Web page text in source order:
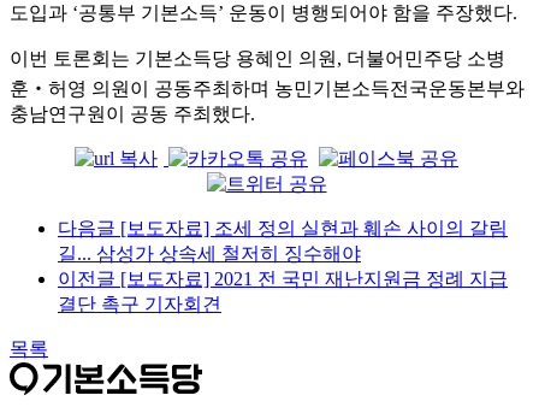
도입과 ‘공통부 기본소득’ 운동이 병행되어야 함을 주장했다.
이번 토론회는 기본소득당 용혜인 의원 , 더불어민주당 소병
훈 ‧ 허영 의원이 공동주최하며 농민기본소득전국운동본부와
충남연구원이 공동 주최했다.
다음글 [보도자료] 조세 정의 실현과 훼손 사이의 갈림
길... 삼성가 상속세 철저히 징수해야
이전글 [보도자료] 2021 전 국민 재난지원금 정례 지급
결단 촉구 기자회견
목록